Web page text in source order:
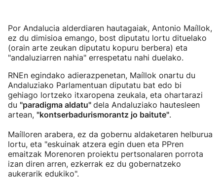
Por Andalucia alderdiaren hautagaiak, Antonio Maíllok,
ez du dimisioa emango, bost diputatu lortu dituelako
(orain arte zeukan diputatu kopuru berbera) eta
"andaluziarren nahia" errespetatu nahi duelako.
RNEn egindako adierazpenetan, Maíllok onartu du
Andaluziako Parlamentuan diputatu bat edo bi
gehiago lortzeko itxaropena zeukala, eta ohartarazi
du "paradigma aldatu" dela Andaluziako hautesleen
artean, "kontserbadurismorantz jo baitute".
Maílloren arabera, ez da gobernu aldaketaren helburua
lortu, eta "eskuinak atzera egin duen eta PPren
emaitzak Morenoren proiektu pertsonalaren porrota
izan diren arren, ezkerrak ez du gobernatzeko
aukerarik edukiko".